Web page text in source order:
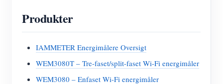
Produkter
IAMMETER Energimålere Oversigt
WEM3080T – Tre-faset/split-faset Wi-Fi energimåler
WEM3080 – Enfaset Wi-Fi energimåler